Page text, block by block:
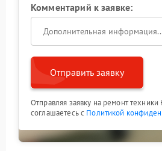
Комментарий к заявке:
Отправить заявку
Отправляя заявку на ремонт
соглашаетесь с Политикой